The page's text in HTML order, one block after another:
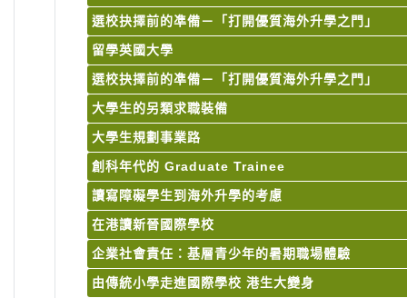
選校抉擇前的凖備－「打開優質海外升學之門」
留學英國大學
選校抉擇前的凖備－「打開優質海外升學之門」
大學生的另類求職裝備
大學生規劃事業路
創科年代的 Graduate Trainee
讀寫障礙學生到海外升學的考慮
在港讀新晉國際學校
企業社會責任：基層青少年的暑期職場體驗
由傳統小學走進國際學校 港生大變身